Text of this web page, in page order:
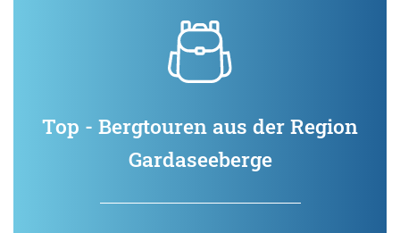
Top - Bergtouren aus der Region
Gardaseeberge